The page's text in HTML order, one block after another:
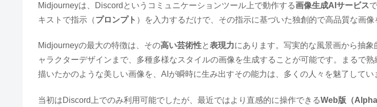
Midjourneyは、Discordというコミュニケーションツール上で動作する画像生成AIサービス
キストで指示（プロンプト ）を入力するだけで、その指示に基づいた独創的で高品質な画像
Midjourneyの最大の特徴は、その高い芸術性と表現力にあります。写実的な風景画から抽象
ャラクターデザインまで、多種多様なスタイルの画像を生成することが可能です。まるで
描いたかのような美しい画像を、AIが瞬時に生み出すその能力は、多くの人々を魅了してい
当初はDiscord上でのみ利用可能でしたが、最近ではより直感的に操作できるWeb版（Alpha